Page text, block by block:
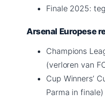
Finale 2025:
Arsenal Europese
Champions
(verloren van
Cup Winners’
Parma in finale)